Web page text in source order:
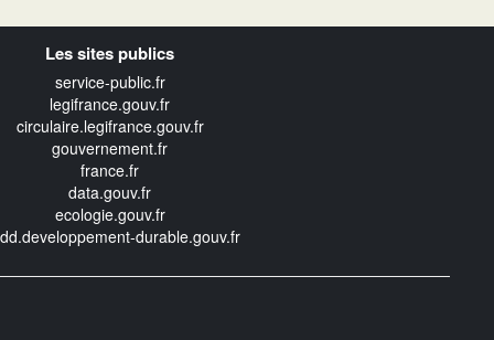
Les sites publics
service-public.fr
legifrance.gouv.fr
circulaire.legifrance.gouv.fr
gouvernement.fr
france.fr
data.gouv.fr
ecologie.gouv.fr
durable.gouv.fr